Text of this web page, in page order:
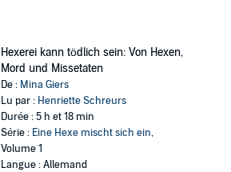
Hexerei kann tödlich sein: Von Hexen,
Mord und Missetaten
De : Mina Giers
Lu par : Henriette Schreurs
Durée : 5 h et 18 min
Série : Eine Hexe mischt sich ein,
Volume 1
Langue : Allemand